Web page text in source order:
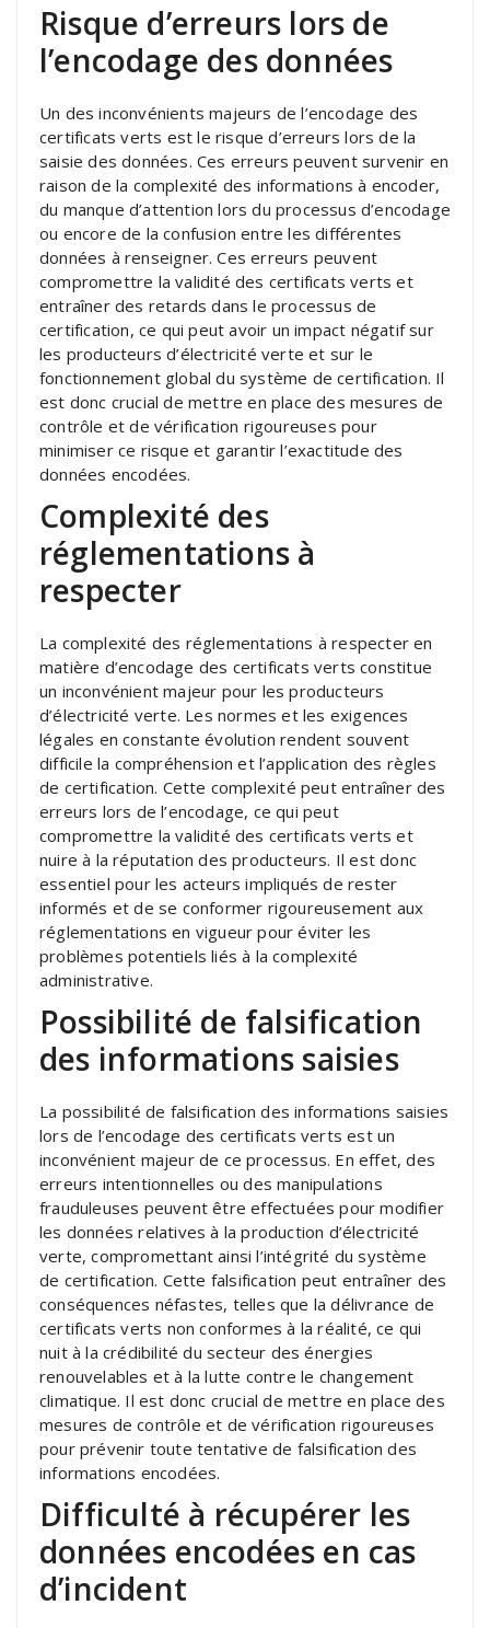
Risque d’erreurs lors de
l’encodage des données
Un des inconvénients majeurs de l’encodage des
certificats verts est le risque d’erreurs lors de la
saisie des données. Ces erreurs peuvent survenir en
raison de la complexité des informations à encoder,
du manque d’attention lors du processus d’encodage
ou encore de la confusion entre les différentes
données à renseigner. Ces erreurs peuvent
compromettre la validité des certificats verts et
entraîner des retards dans le processus de
certification, ce qui peut avoir un impact négatif sur
les producteurs d’électricité verte et sur le
fonctionnement global du système de certification. Il
est donc crucial de mettre en place des mesures de
contrôle et de vérification rigoureuses pour
minimiser ce risque et garantir l’exactitude des
données encodées.
Complexité des
réglementations à
respecter
La complexité des réglementations à respecter en
matière d’encodage des certificats verts constitue
un inconvénient majeur pour les producteurs
d’électricité verte. Les normes et les exigences
légales en constante évolution rendent souvent
difficile la compréhension et l’application des règles
de certification. Cette complexité peut entraîner des
erreurs lors de l’encodage, ce qui peut
compromettre la validité des certificats verts et
nuire à la réputation des producteurs. Il est donc
essentiel pour les acteurs impliqués de rester
informés et de se conformer rigoureusement aux
réglementations en vigueur pour éviter les
problèmes potentiels liés à la complexité
administrative.
Possibilité de falsification
des informations saisies
La possibilité de falsification des informations saisies
lors de l’encodage des certificats verts est un
inconvénient majeur de ce processus. En effet, des
erreurs intentionnelles ou des manipulations
frauduleuses peuvent être effectuées pour modifier
les données relatives à la production d’électricité
verte, compromettant ainsi l’intégrité du système
de certification. Cette falsification peut entraîner des
conséquences néfastes, telles que la délivrance de
certificats verts non conformes à la réalité, ce qui
nuit à la crédibilité du secteur des énergies
renouvelables et à la lutte contre le changement
climatique. Il est donc crucial de mettre en place des
mesures de contrôle et de vérification rigoureuses
pour prévenir toute tentative de falsification des
informations encodées.
Difficulté à récupérer les
données encodées en cas
d’incident